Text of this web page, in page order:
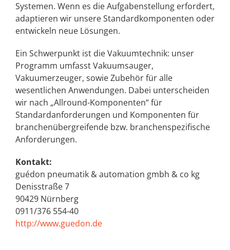
Systemen. Wenn es die Aufgabenstellung erfordert,
adaptieren wir unsere Standardkomponenten oder
entwickeln neue Lösungen.
Ein Schwerpunkt ist die Vakuumtechnik: unser
Programm umfasst Vakuumsauger,
Vakuumerzeuger, sowie Zubehör für alle
wesentlichen Anwendungen. Dabei unterscheiden
wir nach „Allround-Komponenten“ für
Standardanforderungen und Komponenten für
branchenübergreifende bzw. branchenspezifische
Anforderungen.
Kontakt:
guédon pneumatik & automation gmbh & co kg
Denisstraße 7
90429 Nürnberg
0911/376 554-40
http://www.guedon.de